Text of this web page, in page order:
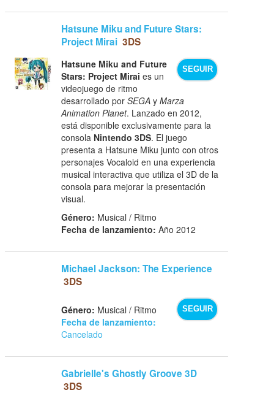
Hatsune Miku and Future Stars:
Project Mirai 3DS
SEGUIR
Hatsune Miku and Future
Stars: Project Mirai es un
videojuego de ritmo
desarrollado porSEGA yMarza
Animation Planet. Lanzado en 2012,
está disponible exclusivamente para la
consola Nintendo 3DS. El juego
presenta a Hatsune Miku junto con otros
personajes Vocaloid en una experiencia
musical interactiva que utiliza el 3D de la
consola para mejorar la presentación
visual.
Género: Musical / Ritmo
Fecha de lanzamiento: Año 2012
Michael Jackson: The Experience
3DS
SEGUIR
Género: Musical / Ritmo
Fecha de lanzamiento:
Cancelado
Gabrielle's Ghostly Groove 3D
3DS